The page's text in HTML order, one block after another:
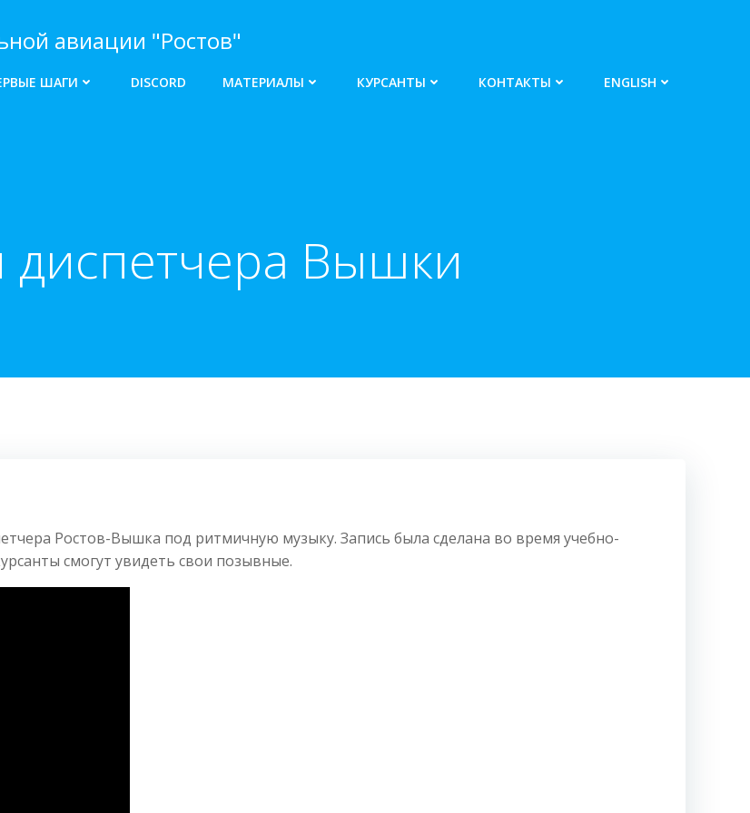
авиации "Ростов"
ШАГИ DISCORD МАТЕРИАЛЫ КУРСАНТЫ КОНТАКТЫ ENGLISH
диспетчера Вышки
Ростов-Вышка под ритмичную музыку. Запись была сделана во время учебно-
смогут увидеть свои позывные.